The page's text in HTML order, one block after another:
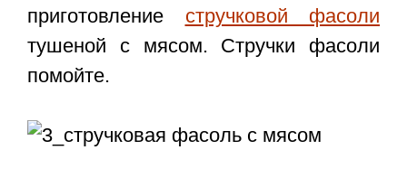
приготовление стручковой фасоли
тушеной с мясом. Стручки фасоли
помойте.